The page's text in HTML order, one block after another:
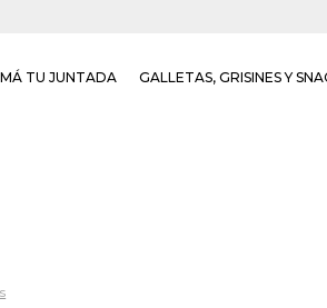
TU JUNTADA GALLETAS, GRISINES Y